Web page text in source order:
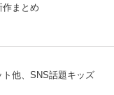
まとめ
他、SNS話題キッズ